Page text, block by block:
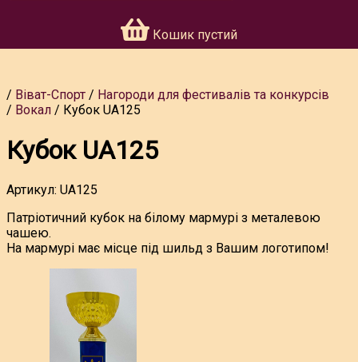
Кошик пустий
Віват-Спорт
Нагороди для фестивалів та конкурсів
Вокал
Кубок UA125
Кубок UA125
Артикул: UA125
Патріотичний кубок на білому мармурі з металевою
чашею.
На мармурі має місце під шильд з Вашим логотипом!